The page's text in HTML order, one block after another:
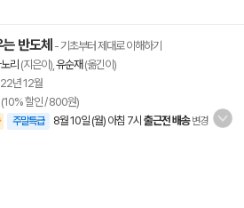
반도체 - 기초부터 제대로 이해하기
리 (지은이), 유순재 (옮긴이)
년 12월
할인 / 800원)
주말특급 8월 10일 (월) 아침 7시 출근전 배송 변경